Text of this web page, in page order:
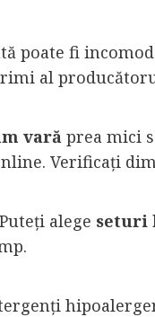
poate fi
al
vară prea mici
Verificați
alege seturi